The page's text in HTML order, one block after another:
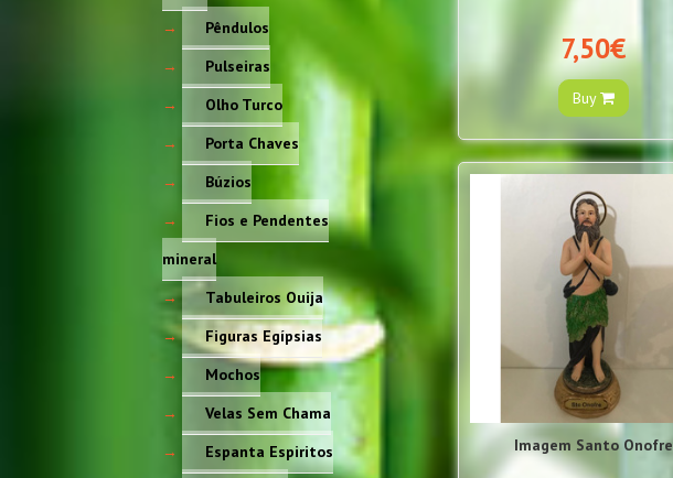
Pêndulos
Pulseiras
Olho Turco
Porta Chaves
Búzios
Fios e Pendentes
mineral
Tabuleiros Ouija
Figuras Egípsias
Mochos
Velas Sem Chama
Espanta Espiritos
7,50€
Buy
Imagem Santo Onofre